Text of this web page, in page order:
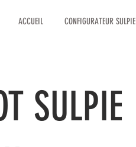
ACCUEIL CONFIGURATEUR SULPIE
SULPIE